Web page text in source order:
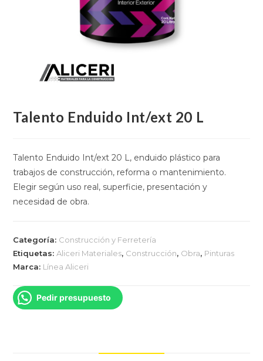
Talento Enduido Int/ext 20 L
Talento Enduido Int/ext 20 L, enduido plástico para
trabajos de construcción, reforma o mantenimiento.
Elegir según uso real, superficie, presentación y
necesidad de obra.
Categoría: Construcción y Ferretería
Etiquetas: Aliceri Materiales, Construcción, Obra, Pinturas
Marca: Línea Aliceri
Pedir presupuesto